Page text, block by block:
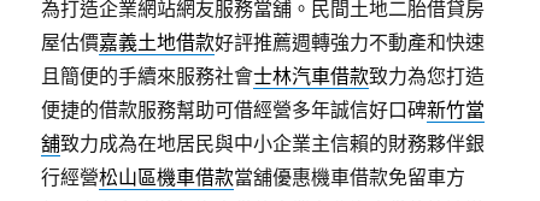
為打造企業網站網友服務當舖。民間土地二胎借貸房
屋估價嘉義土地借款好評推薦週轉強力不動產和快速
且簡便的手續來服務社會士林汽車借款致力為您打造
便捷的借款服務幫助可借經營多年誠信好口碑新竹當
舖致力成為在地居民與中小企業主信賴的財務夥伴銀
行經營松山區機車借款當舖優惠機車借款免留車方